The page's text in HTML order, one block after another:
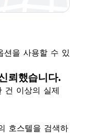
션을 사용할 수 있
뢰했습니다.
건 이상의 실제
호스텔을 검색하